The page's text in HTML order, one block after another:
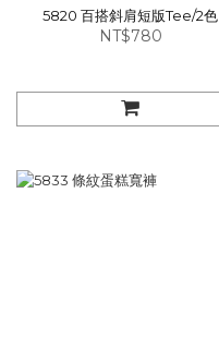
5820 百搭斜肩短版Tee/2色
NT$780